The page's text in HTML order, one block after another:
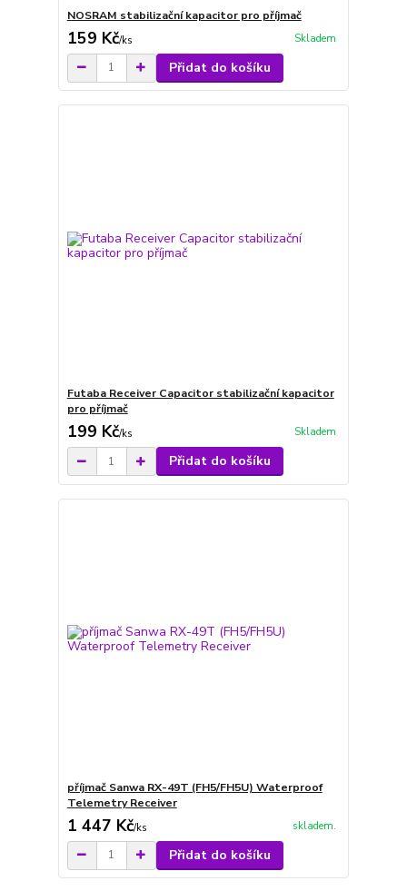
NOSRAM stabilizační kapacitor pro příjmač
159 Kč/ks Skladem
Přidat do košíku
Futaba Receiver Capacitor stabilizační kapacitor
pro příjmač
199 Kč/ks Skladem
Přidat do košíku
příjmač Sanwa RX-49T (FH5/FH5U) Waterproof
Telemetry Receiver
1 447 Kč/ks skladem.
Přidat do košíku